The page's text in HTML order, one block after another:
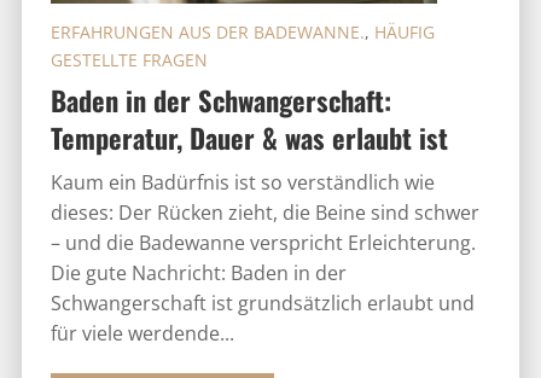
Baden in der Schwangerschaft:
Temperatur, Dauer & was erlaubt ist
ERFAHRUNGEN AUS DER BADEWANNE., HÄUFIG
GESTELLTE FRAGEN
Kaum ein Badürfnis ist so verständlich wie
dieses: Der Rücken zieht, die Beine sind schwer
– und die Badewanne verspricht Erleichterung.
Die gute Nachricht: Baden in der
Schwangerschaft ist grundsätzlich erlaubt und
für viele werdende...